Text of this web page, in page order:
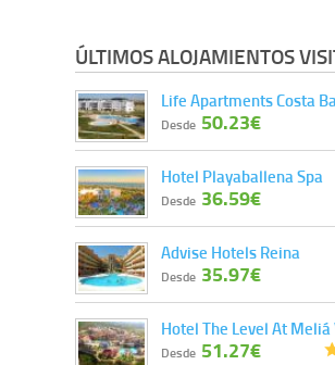
ÚLTIMOS ALOJAMIENTOS
Life Apartments Costa
Desde 50.23€
Hotel Playaballena Spa
Desde 36.59€
Advise Hotels Reina
Desde 35.97€
Hotel The Level At
Desde 51.27€